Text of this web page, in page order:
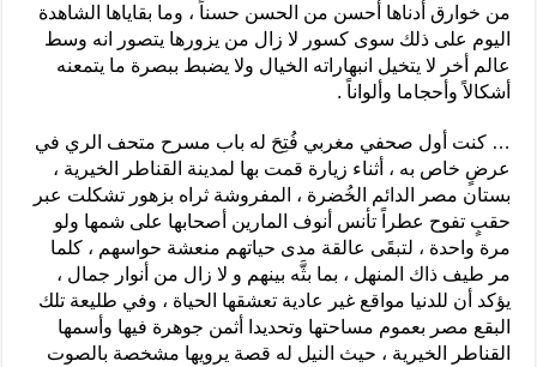
من خوارق أدناها أحسن من الحسن حسناً ، وما بقاياها الشاهدة
اليوم على ذلك سوى كسور لا زال من يزورها يتصور انه وسط
عالم أخر لا يتخيل انبهاراته الخيال ولا يضبط ببصرة ما يتمعنه
أشكالاً وأحجاما وألواناً .
… كنت أول صحفي مغربي فُتِحَ له باب مسرح متحف الري في
عرضٍ خاص به ، أثناء زيارة قمت بها لمدينة القناطر الخيرية ،
بستان مصر الدائم الخُضرة ، المفروشة ثراه بزهور تشكلت عبر
حقبٍ تفوح عطراً تأنس أنوف المارين أصحابها على شمها ولو
مرة واحدة ، لتبقَى عالقة مدى حياتهم منعشة حواسهم ، كلما
مر طيف ذاك المنهل ، بما بثَّه بينهم و لا زال من أنوار جمال ،
يؤكد أن للدنيا مواقع غير عادية تعشقها الحياة ، وفي طليعة تلك
البقع مصر بعموم مساحتها وتحديدا أثمن جوهرة فيها وأسمها
القناطر الخيرية ، حيث النيل له قصة يرويها مشخصة بالصوت